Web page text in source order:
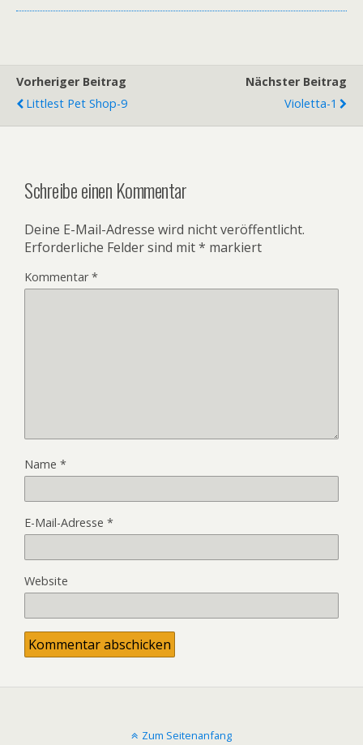
Vorheriger Beitrag
Littlest Pet Shop-9
Nächster Beitrag
Violetta-1
Schreibe einen Kommentar
Deine E-Mail-Adresse wird nicht veröffentlicht.
Erforderliche Felder sind mit* markiert
Kommentar*
Name *
E-Mail-Adresse *
Website
Zum Seitenanfang